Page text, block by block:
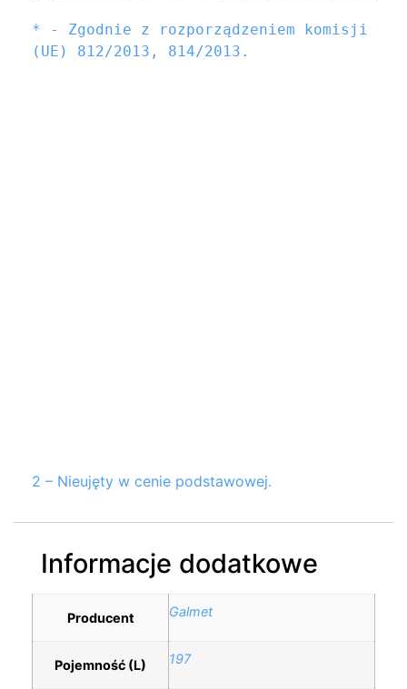
* - Zgodnie z rozporządzeniem komisji
(UE) 812/2013, 814/2013.
2 – Nieujęty w cenie podstawowej.
Informacje dodatkowe
Producent Galmet
Pojemność (L) 197